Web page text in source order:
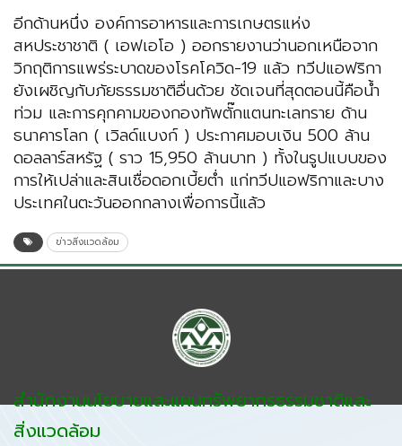
อีกด้านหนึ่ง องค์การอาหารและการเกษตรแห่ง
สหประชาชาติ ( เอฟเอโอ ) ออกรายงานว่านอกเหนือจาก
วิกฤติการแพร่ระบาดของโรคโควิด-19 แล้ว ทวีปแอฟริกา
ยังเผชิญกับภัยธรรมชาติอื่นด้วย ชัดเจนที่สุดตอนนี้คือน้ำ
ท่วม และการคุกคามของกองทัพตั๊กแตนทะเลทราย ด้าน
ธนาคารโลก ( เวิลด์แบงก์ ) ประกาศมอบเงิน 500 ล้าน
ดอลลาร์สหรัฐ ( ราว 15,950 ล้านบาท ) ทั้งในรูปแบบของ
การให้เปล่าและสินเชื่อดอกเบี้ยต่ำ แก่ทวีปแอฟริกาและบาง
ประเทศในตะวันออกกลางเพื่อการนี้แล้ว
ข่าวสิ่งแวดล้อม
สำนักงานนโยบายและแผนทรัพยากรธรรมชาติและ
สิ่งแวดล้อม